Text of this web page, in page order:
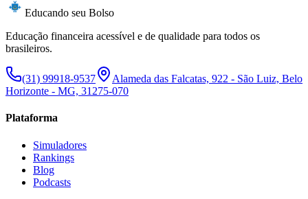
Educando seu Bolso
Educação financeira acessível e de qualidade para todos os
brasileiros.
(31) 99918-9537
Alameda das Falcatas, 922 - São Luiz, Belo
Horizonte - MG, 31275-070
Plataforma
Simuladores
Rankings
Blog
Podcasts